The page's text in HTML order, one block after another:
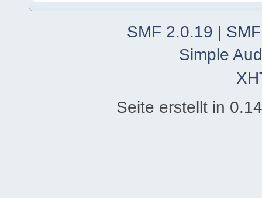
SMF 2.0.19 |
Simple
Seite erstellt in